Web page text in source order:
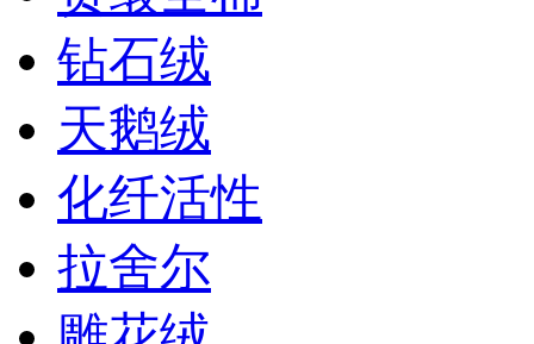
钻石绒
天鹅绒
化纤活性
拉舍尔